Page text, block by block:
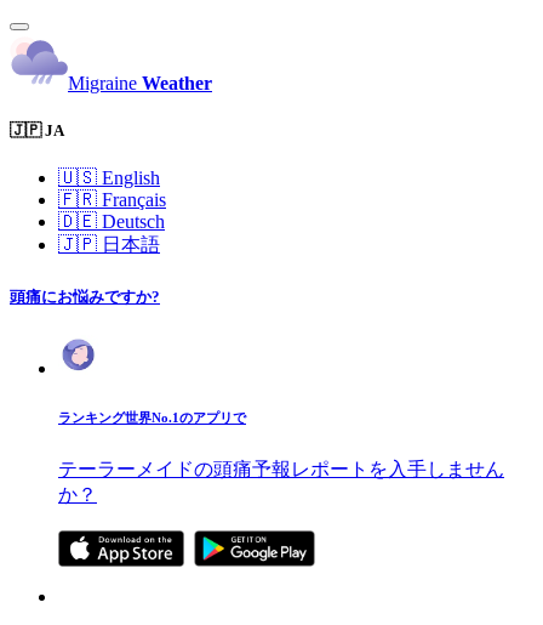
Migraine Weather
🇯🇵 JA
🇺🇸 English
🇫🇷 Français
🇩🇪 Deutsch
🇯🇵 日本語
頭痛にお悩みですか?
ランキング世界No.1のアプリで
テーラーメイドの頭痛予報レポートを入手しません
か？